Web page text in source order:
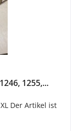
1255,...
Der Artikel ist